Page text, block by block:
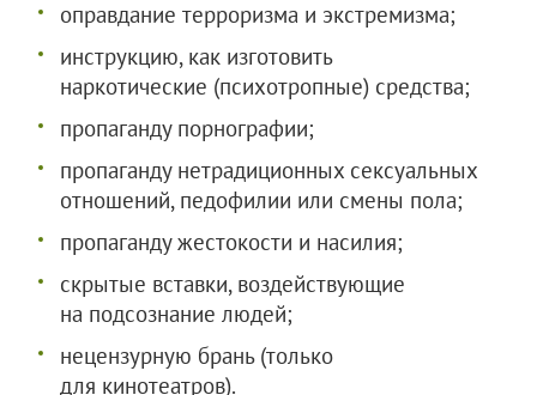
оправдание терроризма и экстремизма;
инструкцию, как изготовить
наркотические (психотропные) средства;
пропаганду порнографии;
пропаганду нетрадиционных сексуальных
отношений, педофилии или смены пола;
пропаганду жестокости и насилия;
скрытые вставки, воздействующие
на подсознание людей;
нецензурную брань (только
для кинотеатров).